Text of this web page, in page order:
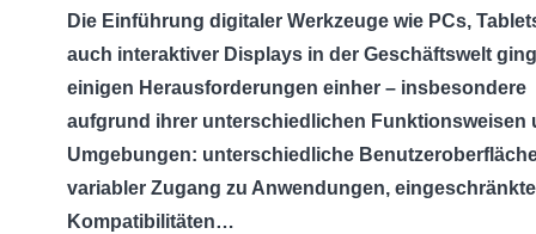
Die Einführung digitaler Werkzeuge wie PCs,
auch interaktiver Displays in der Geschäftswelt
einigen Herausforderungen einher – insbesondere
aufgrund ihrer unterschiedlichen Funktionsweisen
Umgebungen: unterschiedliche
variabler Zugang zu Anwendungen, eingeschränkte
Kompatibilitäten…